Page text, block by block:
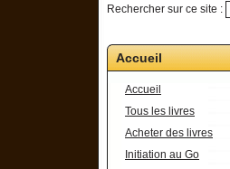
Rechercher sur ce site :
Accueil
Accueil
Tous les livres
Acheter des livres
Initiation au Go